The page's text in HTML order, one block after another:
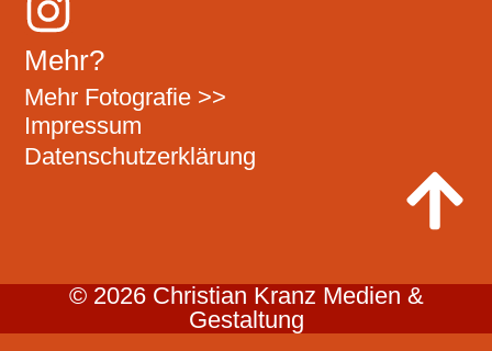
Mehr?
Mehr Fotografie >>
Impressum
Datenschutzerklärung
© 2026 Christian Kranz Medien &
Gestaltung